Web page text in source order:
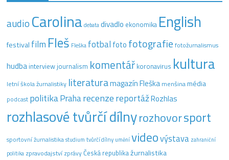
audio Carolina debata divadlo ekonomika English
festival film Fleš Fleška fotbal foto fotografie fotožurnalismus
hudba interview journalism komentář koronavirus kultura
letní škola žurnalistiky literaturamagazín Fleška menšinamédia
podcast politikaPraharecenzereportážRozhlas
rozhlasové tvůrčí dílnyrozhovorsport
sportovní žurnalistika studium tvůrčí dílny uměnívideovýstava zahraniční
politika zpravodajstvízprávyČeská republikažurnalistika